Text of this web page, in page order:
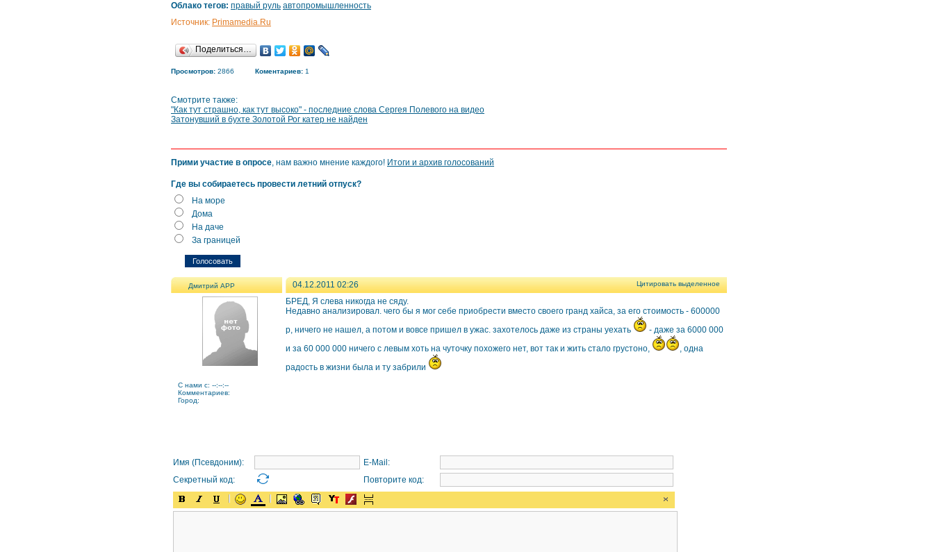
Облако тегов: правый руль автопромышленность
Источник: Primamedia.Ru
Поделиться…
Просмотров: 2866 Коментариев: 1
Смотрите также:
"Как тут страшно, как тут высоко" - последние слова Сергея Полевого на видео
Затонувший в бухте Золотой Рог катер не найден
Прими участие в опросе, нам важно мнение каждого! Итоги и архив голосований
Где вы собираетесь провести летний отпуск?
На море
Дома
На даче
За границей
Дмитрий АРР 04.12.2011 02:26 Цитировать выделенное
C нами с: --:--:--
Комментариев:
Город:
БРЕД, Я слева никогда не сяду.
Недавно анализировал. чего бы я мог себе приобрести вместо своего гранд хайса, за его стоимость - 600000
р, ничего не нашел, а потом и вовсе пришел в ужас. захотелось даже из страны уехать
- даже за 6000 000
и за 60 000 000 ничего с левым хоть на чуточку похожего нет, вот так и жить стало грустоно,
, одна
радость в жизни была и ту забрили
Имя (Псевдоним):
E-Mail:
Секретный код:
Повторите код: